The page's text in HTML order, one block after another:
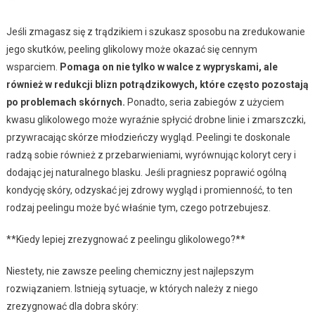
Jeśli zmagasz się z trądzikiem i szukasz sposobu na zredukowanie
jego skutków, peeling glikolowy może okazać się cennym
wsparciem.
Pomaga on nie tylko w walce z wypryskami, ale
również w redukcji blizn potrądzikowych, które często pozostają
po problemach skórnych. Ponadto, seria zabiegów z użyciem
kwasu glikolowego może wyraźnie spłycić drobne linie i zmarszczki,
przywracając skórze młodzieńczy wygląd. Peelingi te doskonale
radzą sobie również z przebarwieniami, wyrównując koloryt cery i
dodając jej naturalnego blasku. Jeśli pragniesz poprawić ogólną
kondycję skóry, odzyskać jej zdrowy wygląd i promienność, to ten
rodzaj peelingu może być właśnie tym, czego potrzebujesz.
**Kiedy lepiej zrezygnować z peelingu glikolowego?**
Niestety, nie zawsze peeling chemiczny jest najlepszym
rozwiązaniem. Istnieją sytuacje, w których należy z niego
zrezygnować dla dobra skóry: